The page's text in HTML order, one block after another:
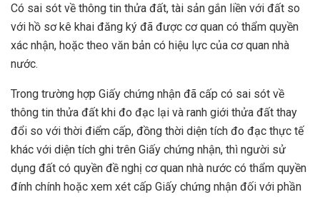
Có sai sót về thông tin thửa đất, tài sản gắn liền với đất so
với hồ sơ kê khai đăng ký đã được cơ quan có thẩm quyền
xác nhận, hoặc theo văn bản có hiệu lực của cơ quan nhà
nước.
Trong trường hợp Giấy chứng nhận đã cấp có sai sót về
thông tin thửa đất khi đo đạc lại và ranh giới thửa đất thay
đổi so với thời điểm cấp, đồng thời diện tích đo đạc thực tế
khác với diện tích ghi trên Giấy chứng nhận, thì người sử
dụng đất có quyền đề nghị cơ quan nhà nước có thẩm quyền
đính chính hoặc xem xét cấp Giấy chứng nhận đối với phần